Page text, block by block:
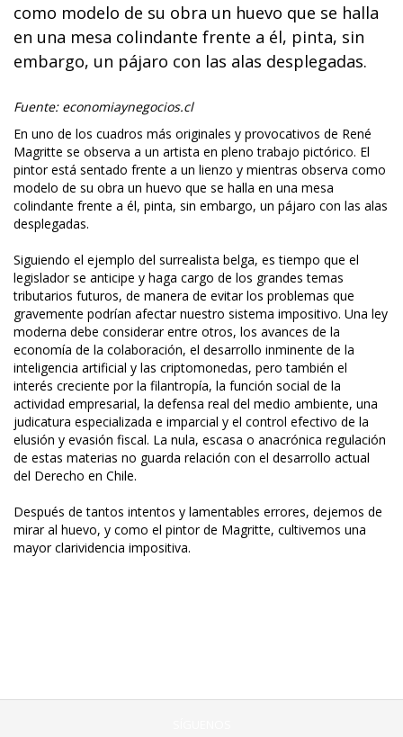
como modelo de su obra un huevo que se halla
en una mesa colindante frente a él, pinta, sin
embargo, un pájaro con las alas desplegadas.
Fuente: economiaynegocios.cl
En uno de los cuadros más originales y provocativos de René
Magritte se observa a un artista en pleno trabajo pictórico. El
pintor está sentado frente a un lienzo y mientras observa como
modelo de su obra un huevo que se halla en una mesa
colindante frente a él, pinta, sin embargo, un pájaro con las alas
desplegadas.
Siguiendo el ejemplo del surrealista belga, es tiempo que el
legislador se anticipe y haga cargo de los grandes temas
tributarios futuros, de manera de evitar los problemas que
gravemente podrían afectar nuestro sistema impositivo. Una ley
moderna debe considerar entre otros, los avances de la
economía de la colaboración, el desarrollo inminente de la
inteligencia artificial y las criptomonedas, pero también el
interés creciente por la filantropía, la función social de la
actividad empresarial, la defensa real del medio ambiente, una
judicatura especializada e imparcial y el control efectivo de la
elusión y evasión fiscal. La nula, escasa o anacrónica regulación
de estas materias no guarda relación con el desarrollo actual
del Derecho en Chile.
Después de tantos intentos y lamentables errores, dejemos de
mirar al huevo, y como el pintor de Magritte, cultivemos una
mayor clarividencia impositiva.